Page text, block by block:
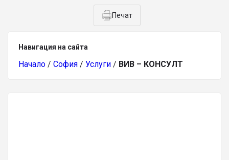
Печат
Навигация на сайта
Начало / София / Услуги / ВИВ – КОНСУЛТ